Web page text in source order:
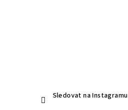
Sledovat na Instagramu